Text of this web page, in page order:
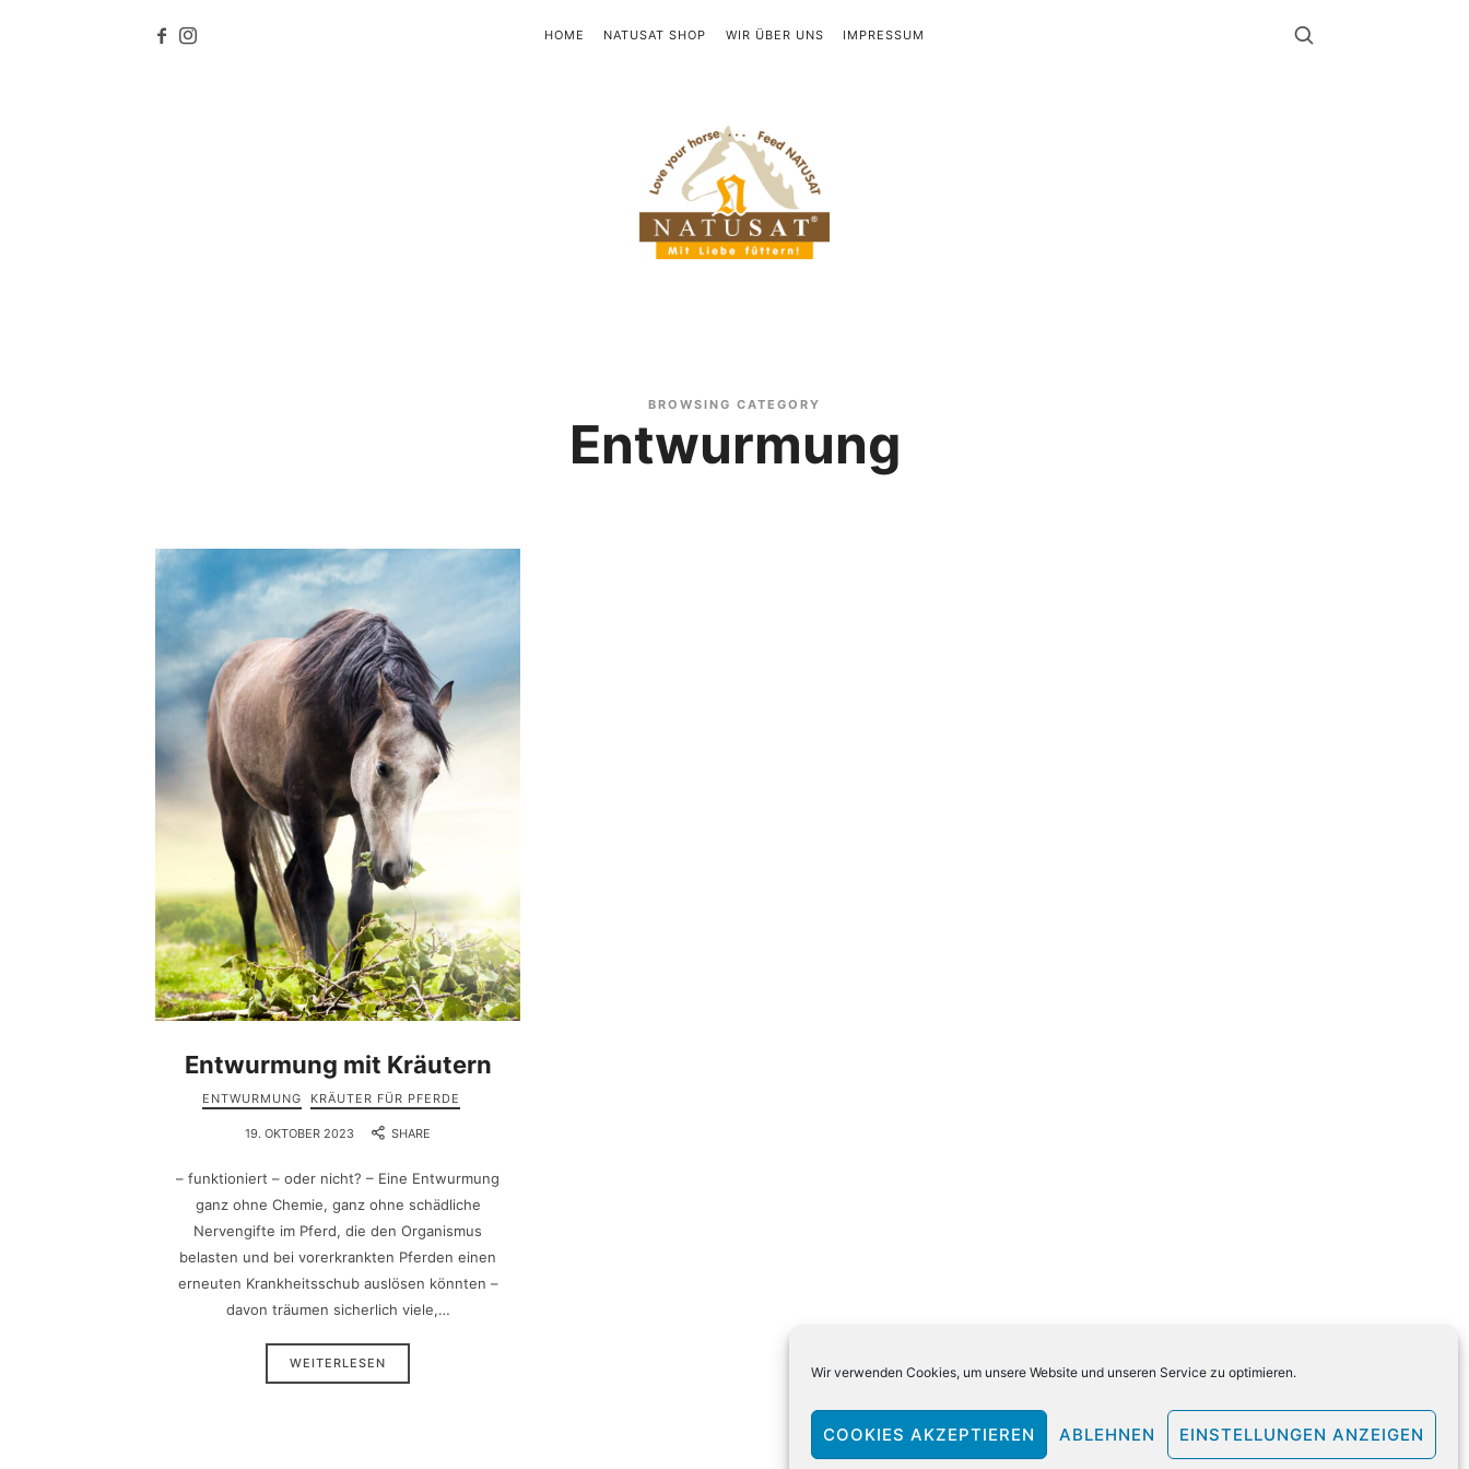
Wir verwenden Cookies, um unsere Website und unseren Service zu optimieren.
COOKIES AKZEPTIEREN ABLEHNEN EINSTELLUNGEN ANZEIGEN
HOME NATUSAT SHOP WIR ÜBER UNS IMPRESSUM
BROWSING CATEGORY
Entwurmung
Entwurmung mit Kräutern
ENTWURMUNG KRÄUTER FÜR PFERDE
19. OKTOBER 2023 SHARE
– funktioniert – oder nicht? – Eine Entwurmung
ganz ohne Chemie, ganz ohne schädliche
Nervengifte im Pferd, die den Organismus
belasten und bei vorerkrankten Pferden einen
erneuten Krankheitsschub auslösen könnten –
davon träumen sicherlich viele,…
WEITERLESEN